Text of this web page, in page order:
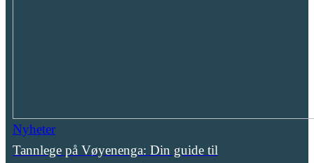
Nyheter
Tannlege på Vøyenenga: Din guide til